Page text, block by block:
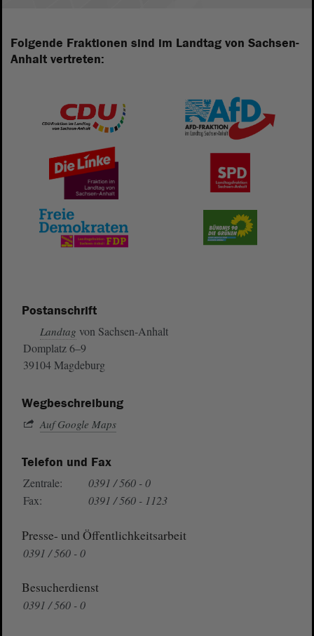
Folgende Fraktionen sind im Landtag von Sachsen-
Anhalt vertreten:
Postanschrift
Landtag von Sachsen-Anhalt
Domplatz 6–9
39104 Magdeburg
Wegbeschreibung
Auf Google Maps
Telefon und Fax
Zentrale:
0391 / 560 - 0
Fax:
0391 / 560 - 1123
Presse- und Öffentlichkeitsarbeit
0391 / 560 - 0
Besucherdienst
0391 / 560 - 0